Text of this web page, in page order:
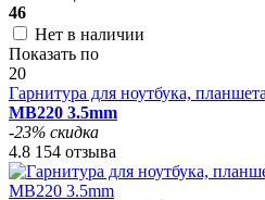
46
Нет в наличии
Показать по
20
Гарнитура для ноутбука,
MB220 3.5mm
-23% скидка
4.8 154 отзыва